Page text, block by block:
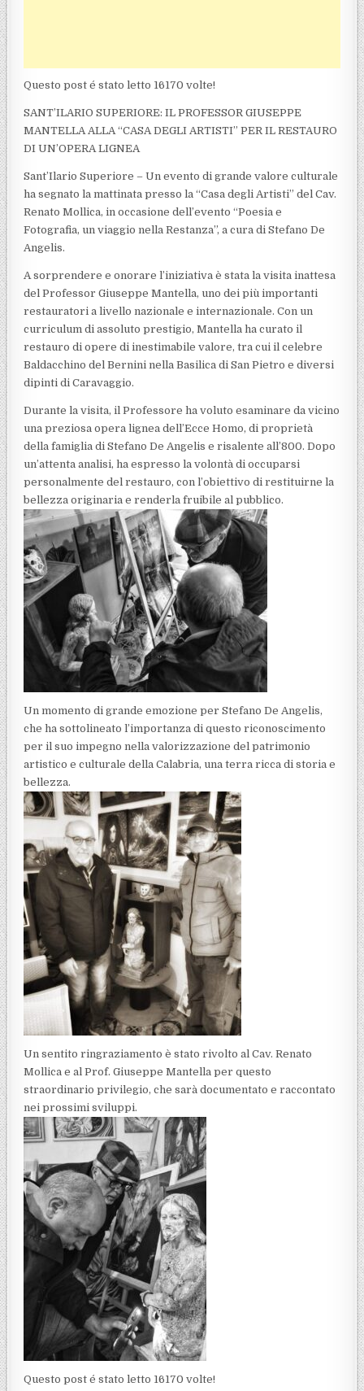
Questo post é stato letto 16170 volte!
SANT’ILARIO SUPERIORE: IL PROFESSOR GIUSEPPE
MANTELLA ALLA “CASA DEGLI ARTISTI” PER IL RESTAURO
DI UN’OPERA LIGNEA
Sant’Ilario Superiore – Un evento di grande valore culturale
ha segnato la mattinata presso la “Casa degli Artisti” del Cav.
Renato Mollica, in occasione dell’evento “Poesia e
Fotografia, un viaggio nella Restanza”, a cura di Stefano De
Angelis.
A sorprendere e onorare l’iniziativa è stata la visita inattesa
del Professor Giuseppe Mantella, uno dei più importanti
restauratori a livello nazionale e internazionale. Con un
curriculum di assoluto prestigio, Mantella ha curato il
restauro di opere di inestimabile valore, tra cui il celebre
Baldacchino del Bernini nella Basilica di San Pietro e diversi
dipinti di Caravaggio.
Durante la visita, il Professore ha voluto esaminare da vicino
una preziosa opera lignea dell’Ecce Homo, di proprietà
della famiglia di Stefano De Angelis e risalente all’800. Dopo
un’attenta analisi, ha espresso la volontà di occuparsi
personalmente del restauro, con l’obiettivo di restituirne la
bellezza originaria e renderla fruibile al pubblico.
Un momento di grande emozione per Stefano De Angelis,
che ha sottolineato l’importanza di questo riconoscimento
per il suo impegno nella valorizzazione del patrimonio
artistico e culturale della Calabria, una terra ricca di storia e
bellezza.
Un sentito ringraziamento è stato rivolto al Cav. Renato
Mollica e al Prof. Giuseppe Mantella per questo
straordinario privilegio, che sarà documentato e raccontato
nei prossimi sviluppi.
Questo post é stato letto 16170 volte!